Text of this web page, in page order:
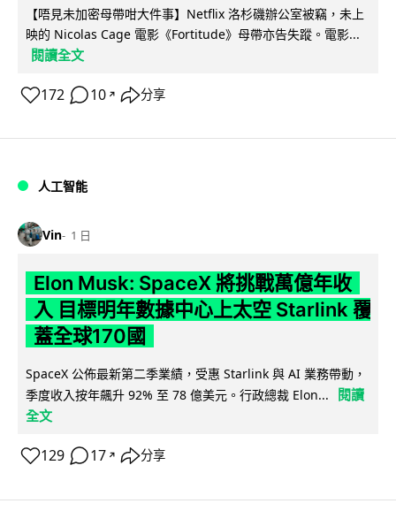
【唔見未加密母帶咁大件事】Netflix 洛杉磯辦公室被竊，未上
映的 Nicolas Cage 電影《Fortitude》母帶亦告失蹤。電影...
閱讀全文
172 10 ↗ 分享
人工智能
Vin 1 日
Elon Musk: SpaceX 將挑戰萬億年收
入 目標明年數據中心上太空 Starlink 覆
蓋全球170國
SpaceX 公佈最新第二季業績，受惠 Starlink 與 AI 業務帶動，
季度收入按年飆升 92% 至 78 億美元。行政總裁 Elon...
閱讀
全文
129 17 ↗ 分享